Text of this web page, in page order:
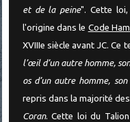
et de la peine". Cette
l'origine dans le Code
XVIIIe siècle avant JC. Ce
l’œil d’un autre homme,
os d’un autre homme,
repris dans la majorité
Coran. Cette loi du